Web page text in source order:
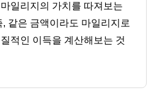
일리지의 가치를 따져보는
같은 금액이라도 마일리지로
적인 이득을 계산해보는 것